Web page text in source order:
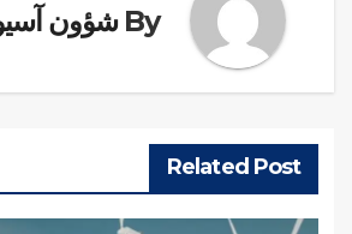
By شؤون
Related Post